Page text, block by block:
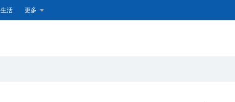
生活 更多